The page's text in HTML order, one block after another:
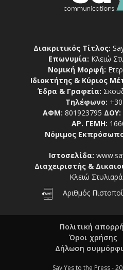
Διακριτικός Τίτλος:
Επωνυμία: Κλειώ
Νομική Μορφή:
Ιδιοκτήτης & Κύριος
Έδρα & Γραφεία:
Τηλέφωνο:
ΑΦΜ: 801923795 ΔΟΥ:
ΑΡ. ΓΕΜΗ:
Νόμιμος
Ιστοσελίδα:
Διαχειριστής &
Κλειώ
Αριθμός
Πολιτική
Όροι χρήσης
Δήλωση
Say Yes to the Press -